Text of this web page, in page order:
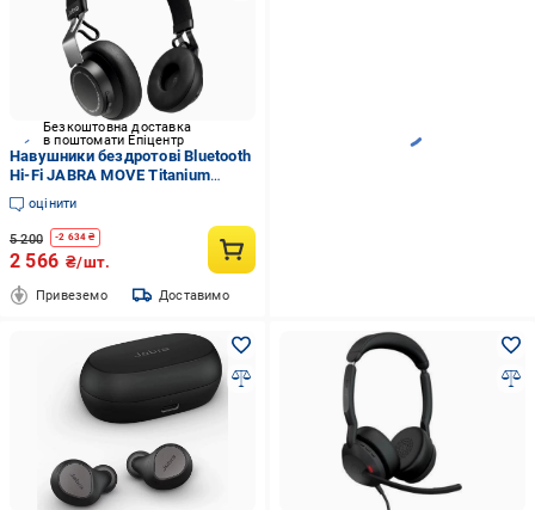
Безкоштовна доставка
в поштомати Епіцентр
Навушники бездротові Bluetooth
Hi-Fi JABRA MOVE Titanium
Чорний (1926443147)
оцінити
5 200 -2 634 ₴
2 566 ₴/шт.
Привеземо Доставимо